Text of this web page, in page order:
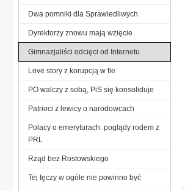
Dwa pomniki dla Sprawiedliwych
Dyrektorzy znowu mają wzięcie
Gimnazjaliści odcięci od Internetu
Love story z korupcją w tle
PO walczy z sobą, PiS się konsoliduje
Patrioci z lewicy o narodowcach
Polacy o emeryturach: poglądy rodem z
PRL
Rząd bez Rostowskiego
Tej tęczy w ogóle nie powinno być